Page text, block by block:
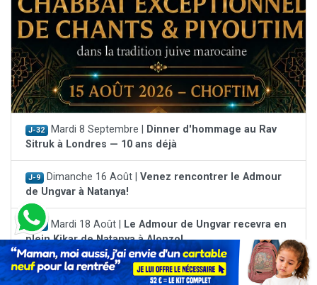
J-32 Mardi 8 Septembre |
Dinner d'hommage au Rav
Sitruk à Londres — 10 ans déjà
J-9 Dimanche 16 Août | Venez rencontrer le Admour
de Ungvar à Natanya!
J-11 Mardi 18 Août |
Le Admour de Ungvar recevra en
plein Kikar de Natanya à Alonzo!
Voir tous les événements à venir